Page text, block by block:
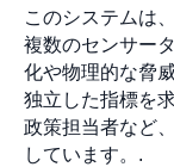
このシステムは
複数のセンサー
化や物理的な脅
独立した指標を
政策担当者など
しています。.